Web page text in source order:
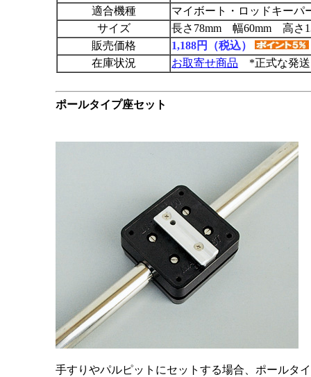
適合機種
マイボート・ロッドキーパ
サイズ
長さ78mm 幅60mm 高さ
販売価格
1,188円（税込）
在庫状況
お取寄せ商品 *正式な発送
ポールタイプ座セット
手すりやパルピットにセットする場合、ポールタ